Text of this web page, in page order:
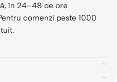
în 24–48 de ore
comenzi peste 1000